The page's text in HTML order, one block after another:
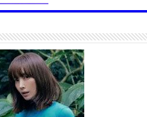
“Жил бүрийн өвөл, жил
ижил асуудал”
2026 оны 7 сар 20 / 11 цаг 16
Б.Пүрэвдагва: Нийслэлд
бүх замыг ус зайлуулах